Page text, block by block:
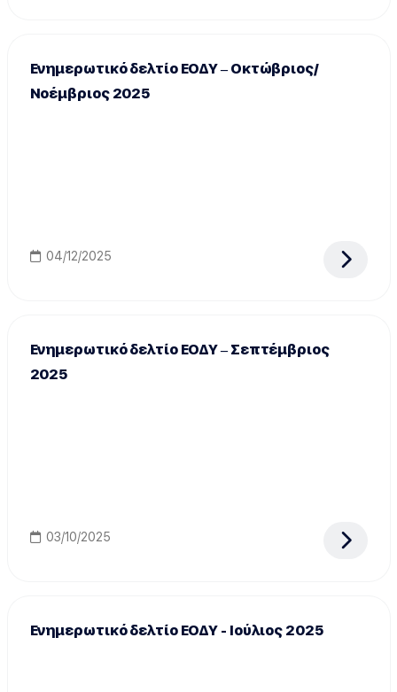
Ενημερωτικό δελτίο ΕΟΔΥ – Οκτώβριος/
Νοέμβριος 2025
04/12/2025
Ενημερωτικό δελτίο ΕΟΔΥ – Σεπτέμβριος
2025
03/10/2025
Ενημερωτικό δελτίο ΕΟΔΥ - Ιούλιος 2025